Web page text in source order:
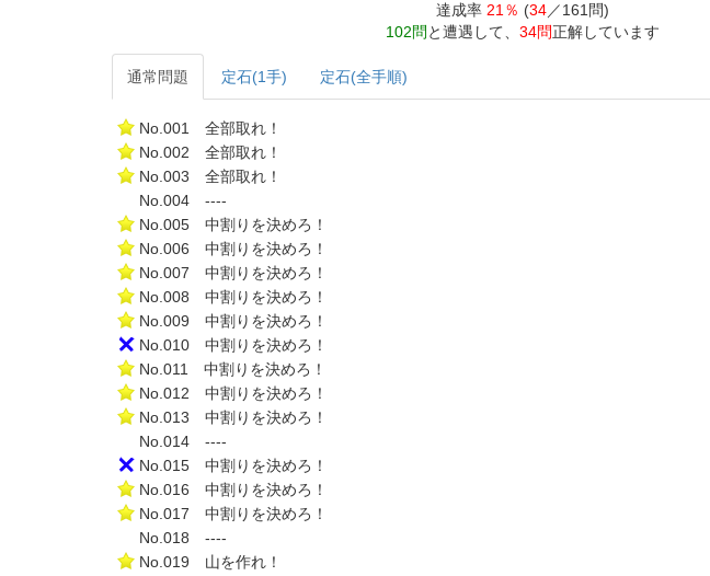
達成率 21％ (34／161問)
102問 と遭遇して、 34問正解しています
通常問題 定石(1手) 定石(全手順)
No.001 全部取れ！
No.002 全部取れ！
No.003 全部取れ！
No.004 ----
No.005 中割りを決めろ！
No.006 中割りを決めろ！
No.007 中割りを決めろ！
No.008 中割りを決めろ！
No.009 中割りを決めろ！
No.010 中割りを決めろ！
No.011 中割りを決めろ！
No.012 中割りを決めろ！
No.013 中割りを決めろ！
No.014 ----
No.015 中割りを決めろ！
No.016 中割りを決めろ！
No.017 中割りを決めろ！
No.018 ----
No.019 山を作れ！